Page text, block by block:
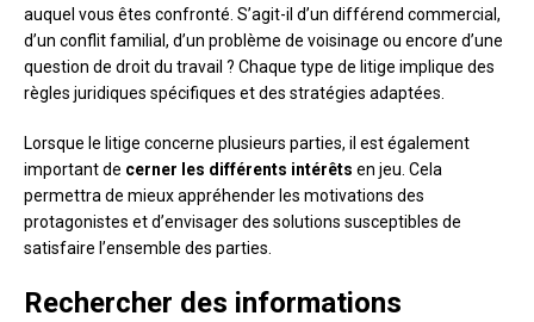
auquel vous êtes confronté. S’agit-il d’un différend commercial,
d’un conflit familial, d’un problème de voisinage ou encore d’une
question de droit du travail ? Chaque type de litige implique des
règles juridiques spécifiques et des stratégies adaptées.
Lorsque le litige concerne plusieurs parties, il est également
important de cerner les différents intérêts en jeu. Cela
permettra de mieux appréhender les motivations des
protagonistes et d’envisager des solutions susceptibles de
satisfaire l’ensemble des parties.
Rechercher des informations